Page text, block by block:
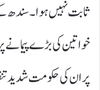
ثابت نہیں ہوا۔ سندھ
خواتین کی بڑے پیمانے
پر ان کی حکومت شدید